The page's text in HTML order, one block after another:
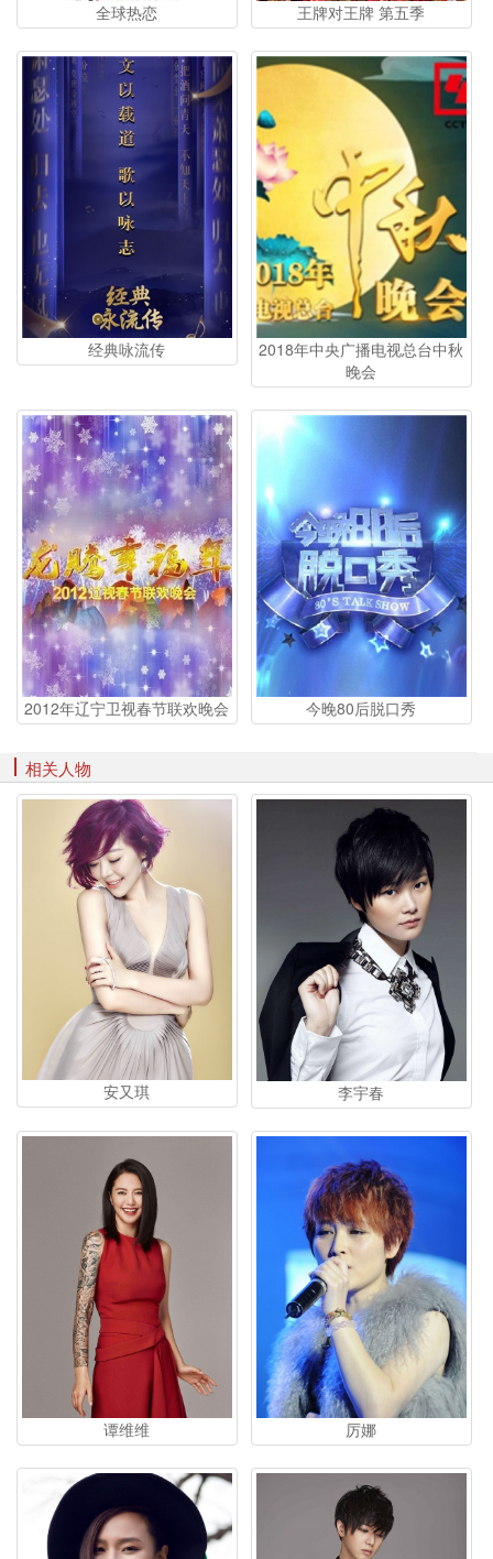
全球热恋 王牌对王牌 第五季
经典咏流传
2018年中央广播电视总台中秋
晚会
2012年辽宁卫视春节联欢晚会 今晚80后脱口秀
相关人物
安又琪 李宇春
谭维维 厉娜